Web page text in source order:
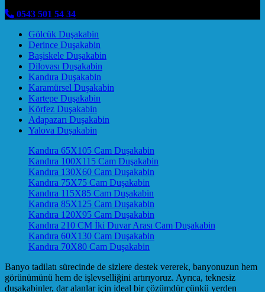
0543 501 54 34
Gölcük Duşakabin
Derince Duşakabin
Başiskele Duşakabin
Dilovası Duşakabin
Kandıra Duşakabin
Karamürsel Duşakabin
Kartepe Duşakabin
Körfez Duşakabin
Adapazarı Duşakabin
Yalova Duşakabin
Kandıra 65X105 Cam Duşakabin
Kandıra 100X115 Cam Duşakabin
Kandıra 130X60 Cam Duşakabin
Kandıra 75X75 Cam Duşakabin
Kandıra 115X85 Cam Duşakabin
Kandıra 85X125 Cam Duşakabin
Kandıra 120X95 Cam Duşakabin
Kandıra 210 CM İki Duvar Arası Cam Duşakabin
Kandıra 60X130 Cam Duşakabin
Kandıra 70X80 Cam Duşakabin
Banyo tadilatı sürecinde de sizlere destek vererek, banyonuzun hem
görünümünü hem de işlevselliğini artırıyoruz. Ayrıca, teknesiz
duşakabinler, dar alanlar için ideal bir çözümdür çünkü yerden